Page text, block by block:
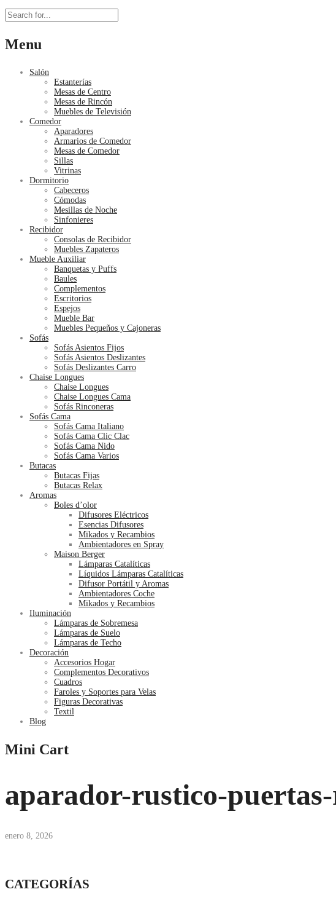
Menu
Salón
Estanterías
Mesas de Centro
Mesas de Rincón
Muebles de Televisión
Comedor
Aparadores
Armarios de Comedor
Mesas de Comedor
Sillas
Vitrinas
Dormitorio
Cabeceros
Cómodas
Mesillas de Noche
Sinfonieres
Recibidor
Consolas de Recibidor
Muebles Zapateros
Mueble Auxiliar
Banquetas y Puffs
Baules
Complementos
Escritorios
Espejos
Mueble Bar
Muebles Pequeños y Cajoneras
Sofás
Sofás Asientos Fijos
Sofás Asientos Deslizantes
Sofás Deslizantes Carro
Chaise Longues
Chaise Longues
Chaise Longues Cama
Sofás Rinconeras
Sofás Cama
Sofás Cama Italiano
Sofás Cama Clic Clac
Sofás Cama Nido
Sofás Cama Varios
Butacas
Butacas Fijas
Butacas Relax
Aromas
Boles d’olor
Difusores Eléctricos
Esencias Difusores
Mikados y Recambios
Ambientadores en Spray
Maison Berger
Lámparas Catalíticas
Líquidos Lámparas Catalíticas
Difusor Portátil y Aromas
Ambientadores Coche
Mikados y Recambios
Iluminación
Lámparas de Sobremesa
Lámparas de Suelo
Lámparas de Techo
Decoración
Accesorios Hogar
Complementos Decorativos
Cuadros
Faroles y Soportes para Velas
Figuras Decorativas
Textil
Blog
Mini Cart
aparador-rustico-
enero 8, 2026
CATEGORÍAS